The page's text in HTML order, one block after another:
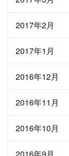
2017年2月
2017年1月
2016年12月
2016年11月
2016年10月